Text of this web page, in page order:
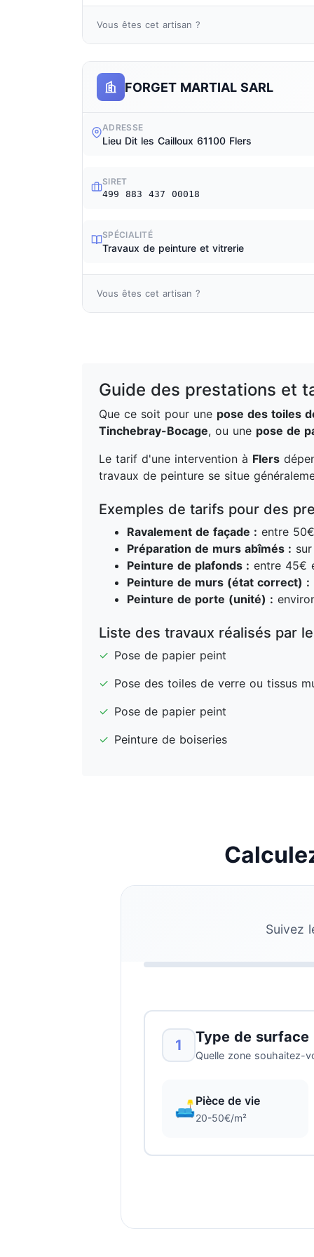
Vous êtes cet artisan ?
FORGET MARTIAL SARL
ADRESSE
Lieu Dit les Cailloux 61100 Flers
SIRET
499 883 437 00018
SPÉCIALITÉ
Travaux de peinture et vitrerie
Vous êtes cet artisan ?
Guide des prestations et
Que ce soit pour une pose des toiles
Tinchebray-Bocage, ou une pose de
Le tarif d'une intervention à Flers
travaux de peinture se situe
Exemples de tarifs pour des
Ravalement de façade : entre
Préparation de murs abîmés :
Peinture de plafonds : entre 45€
Peinture de murs (état correct) :
Peinture de porte (unité) :
Liste des travaux réalisés par
✓ Pose de papier peint
✓ Pose des toiles de verre ou tissus
✓ Pose de papier peint
✓ Peinture de boiseries
Suivez
1 Type de surface
Quelle zone souhaitez-
🛋️Pièce de vie
20-50€/m²